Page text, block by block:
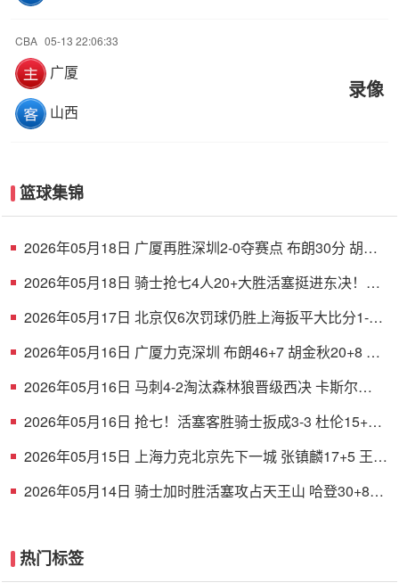
CBA 05-13 22:06:33
广厦
山西
录像
篮球集锦
2026年05月18日 广厦再胜深圳2-0夺赛点 布朗30分 胡金
2026年05月18日 骑士抢七4人20+大胜活塞挺进东决！米
2026年05月17日 北京仅6次罚球仍胜上海扳平大比分1-1
2026年05月16日 广厦力克深圳 布朗46+7 胡金秋20+8 孙
2026年05月16日 马刺4-2淘汰森林狼晋级西决 卡斯尔
2026年05月16日 抢七！活塞客胜骑士扳成3-3 杜伦15+11
2026年05月15日 上海力克北京先下一城 张镇麟17+5 王哲
2026年05月14日 骑士加时胜活塞攻占天王山 哈登30+8+6
热门标签